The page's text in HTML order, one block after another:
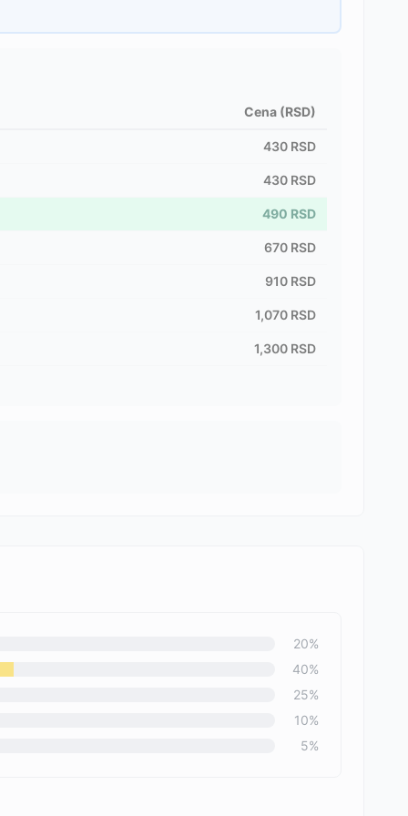
Cena (RSD)
430 RSD
430 RSD
490 RSD
670 RSD
910 RSD
1,070 RSD
1,300 RSD
20%
40%
25%
10%
5%